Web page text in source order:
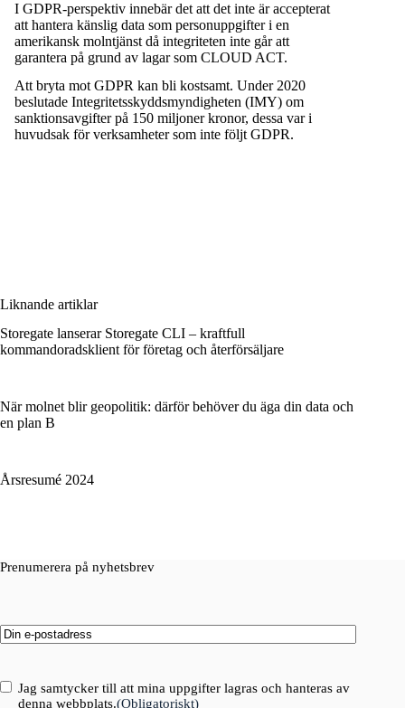
I GDPR-perspektiv innebär det att det inte är accepterat
att hantera känslig data som personuppgifter i en
amerikansk molntjänst då integriteten inte går att
garantera på grund av lagar som CLOUD ACT.
Att bryta mot GDPR kan bli kostsamt. Under 2020
beslutade Integritetsskyddsmyndigheten (IMY) om
sanktionsavgifter på 150 miljoner kronor, dessa var i
huvudsak för verksamheter som inte följt GDPR.
Liknande artiklar
Storegate lanserar Storegate CLI – kraftfull
kommandoradsklient för företag och återförsäljare
När molnet blir geopolitik: därför behöver du äga din data och
en plan B
Årsresumé 2024
Prenumerera på nyhetsbrev
Email(Obligatoriskt)
Consent(Obligatoriskt)
Jag samtycker till att mina uppgifter lagras och hanteras av
denna webbplats.(Obligatoriskt)